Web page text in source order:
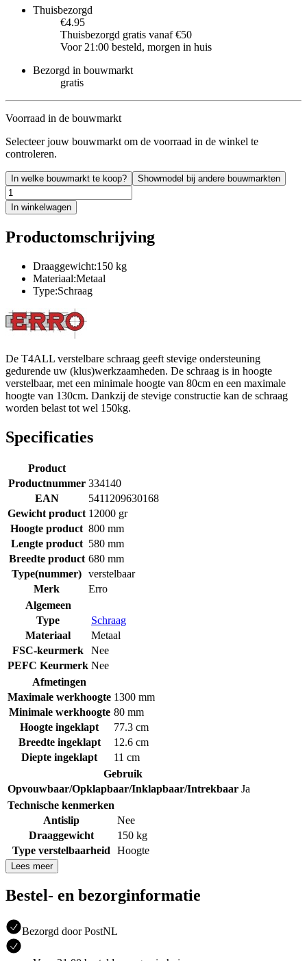
Thuisbezorgd
€4.95
Thuisbezorgd gratis vanaf €50
Voor 21:00 besteld, morgen in huis
Bezorgd in bouwmarkt
gratis
Voorraad in de bouwmarkt
Selecteer jouw bouwmarkt om de voorraad in de winkel te
controleren.
In welke bouwmarkt te koop? Showmodel bij andere bouwmarkten
In winkelwagen
Productomschrijving
Draaggewicht:150 kg
Materiaal:Metaal
Type:Schraag
De T4ALL verstelbare schraag geeft stevige ondersteuning
gedurende uw (klus)werkzaamheden. De schraag is in hoogte
verstelbaar, met een minimale hoogte van 80cm en een maximale
hoogte van 130cm. Dankzij de stevige constructie kan de schraag
worden belast tot wel 150kg.
Specificaties
Product
Productnummer 334140
EAN
5411209630168
Gewicht product 12000 gr
Hoogte product 800 mm
Lengte product 580 mm
Breedte product 680 mm
Type(nummer) verstelbaar
Merk
Erro
Algemeen
Type
Schraag
Materiaal
Metaal
FSC-keurmerk
Nee
PEFC Keurmerk Nee
Afmetingen
Maximale werkhoogte 1300 mm
Minimale werkhoogte 80 mm
Hoogte ingeklapt
77.3 cm
Breedte ingeklapt
12.6 cm
Diepte ingeklapt
11 cm
Gebruik
Opvouwbaar/Opklapbaar/Inklapbaar/Intrekbaar Ja
Technische kenmerken
Antislip
Nee
Draaggewicht
150 kg
Type verstelbaarheid
Hoogte
Lees meer
Bestel- en bezorginformatie
Bezorgd door PostNL